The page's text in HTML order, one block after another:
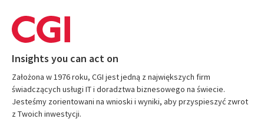
Insights you can act on
Założona w 1976 roku, CGI jest jedną z największych firm
świadczących usługi IT i doradztwa biznesowego na świecie.
Jesteśmy zorientowani na wnioski i wyniki, aby przyspieszyć zwrot
z Twoich inwestycji.